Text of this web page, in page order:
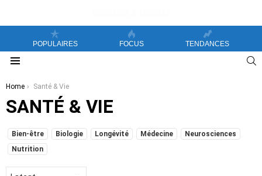
POPULAIRES FOCUS TENDANCES
You are here:
Home Santé & Vie
SANTÉ & VIE
SUBTERMS
Bien-être Biologie Longévité Médecine
Neurosciences
Nutrition